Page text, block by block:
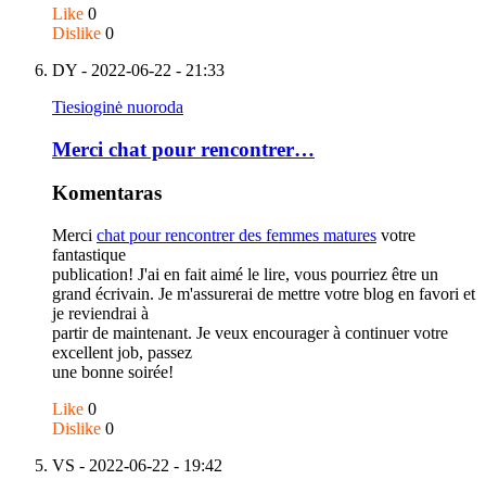
Like 0
Dislike 0
DY - 2022-06-22 - 21:33
Tiesioginė nuoroda
Merci chat pour rencontrer…
Komentaras
Merci chat pour rencontrer des femmes matures votre
fantastique
publication! J'ai en fait aimé le lire, vous pourriez être un
grand écrivain. Je m'assurerai de mettre votre blog en favori et
je reviendrai à
partir de maintenant. Je veux encourager à continuer votre
excellent job, passez
une bonne soirée!
Like 0
Dislike 0
VS - 2022-06-22 - 19:42